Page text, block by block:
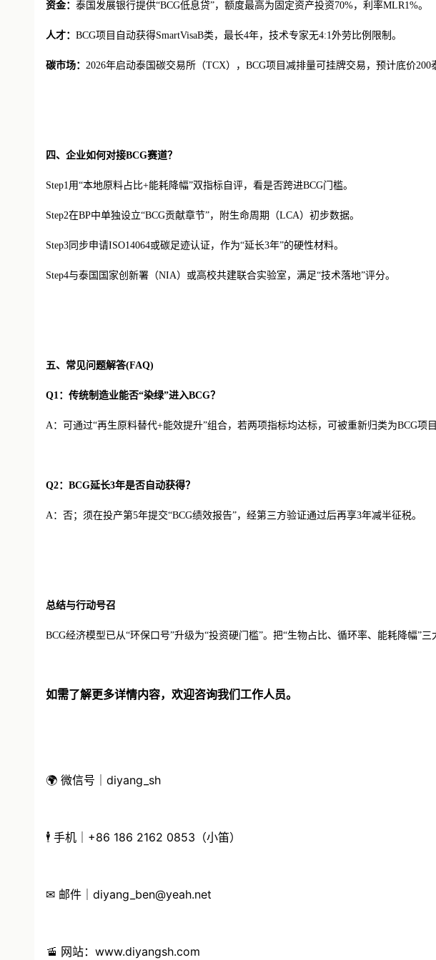
资金： 泰国发展银行提供“BCG低息贷”，额度最高为固定资产投资70%，利率MLR1%。
人才： BCG项目自动获得SmartVisaB类，最长4年，技术专家无4:1外劳比例限制。
碳市场： 2026年启动泰国碳交易所（TCX），BCG项目减排量可挂牌交易，预计底价200
四、企业如何对接BCG赛道？
Step1用“本地原料占比+能耗降幅”双指标自评，看是否跨进BCG门槛。
Step2在BP中单独设立“BCG贡献章节”，附生命周期（LCA）初步数据。
Step3同步申请ISO14064或碳足迹认证，作为“延长3年”的硬性材料。
Step4与泰国国家创新署（NIA）或高校共建联合实验室，满足“技术落地”评分。
五、常见问题解答(FAQ)
Q1：传统制造业能否“染绿”进入BCG？
A：可通过“再生原料替代+能效提升”组合，若两项指标均达标，可被重新归类为BCG项
Q2：BCG延长3年是否自动获得？
A：否；须在投产第5年提交“BCG绩效报告”，经第三方验证通过后再享3年减半征税。
总结与行动号召
BCG经济模型已从“环保口号”升级为“投资硬门槛”。把“生物占比、循环率、能耗降幅”
如需了解更多详情内容，欢迎咨询我们工作人员。
🌍 微信号｜diyang_sh
🕴 手机｜+86 186 2162 0853（小笛）
✉ 邮件｜diyang_ben@yeah.net
🚡 网站：www.diyangsh.com